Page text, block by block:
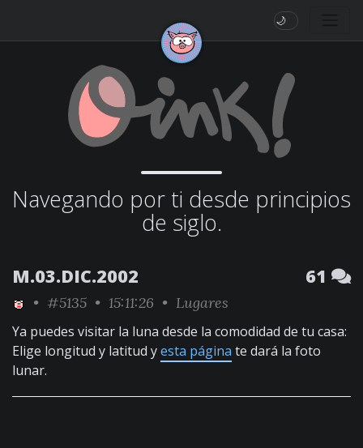
🌙
Navegando por ti desde principios
de siglo.
M.03.DIC.2002 61
• #5135 • 15:11:26 • Lugares
Ya puedes visitar la luna desde la comodidad de tu casa:
Elige longitud y latitud yesta página te dará la foto
lunar.